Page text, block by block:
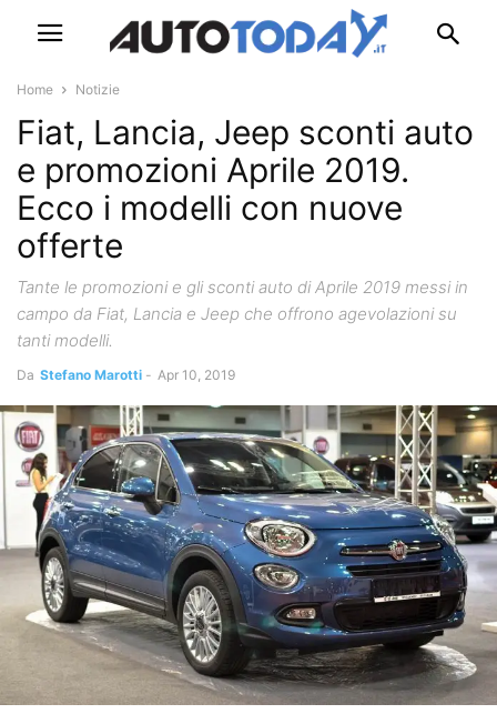
Home Notizie
Fiat, Lancia, Jeep sconti auto
e promozioni Aprile 2019.
Ecco i modelli con nuove
offerte
Tante le promozioni e gli sconti auto di Aprile 2019 messi in
campo da Fiat, Lancia e Jeep che offrono agevolazioni su
tanti modelli.
Da Stefano Marotti - Apr 10, 2019